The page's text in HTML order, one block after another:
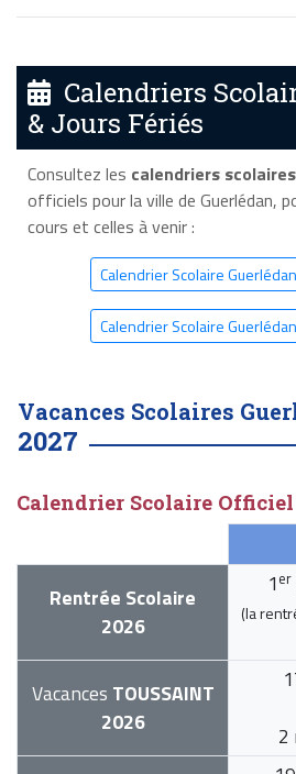
Calendriers
& Jours Fériés
Consultez les calendriers scolaires
officiels pour la ville de Guerlédan,
cours et celles à venir :
Calendrier Scolaire Guerlédan
Calendrier Scolaire Guerlédan
Vacances Scolaires
2027
Calendrier Scolaire Officiel
Rentrée Scolaire
2026
1 er
(la
Vacances TOUSSAINT
2026
2